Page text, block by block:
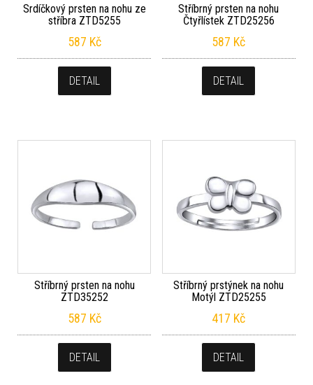
Srdíčkový prsten na nohu ze
stříbra ZTD5255
587 Kč
DETAIL
Stříbrný prsten na nohu
Čtyřlístek ZTD25256
587 Kč
DETAIL
Stříbrný prsten na nohu
ZTD35252
587 Kč
DETAIL
Stříbrný prstýnek na nohu
Motýl ZTD25255
417 Kč
DETAIL